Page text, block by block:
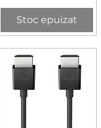
Stoc epuizat